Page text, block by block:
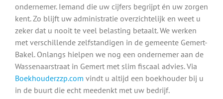
ondernemer. Iemand die uw cijfers begrijpt én uw zorgen
kent. Zo blijft uw administratie overzichtelijk en weet u
zeker dat u nooit te veel belasting betaalt. We werken
met verschillende zelfstandigen in de gemeente Gemert-
Bakel. Onlangs hielpen we nog een ondernemer aan de
Wassenaarstraat in Gemert met slim fiscaal advies. Via
Boekhouderzzp.com vindt u altijd een boekhouder bij u
in de buurt die echt meedenkt met uw bedrijf.